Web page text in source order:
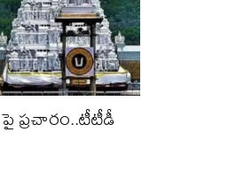
పై ప్రచారం..టీటీడీ